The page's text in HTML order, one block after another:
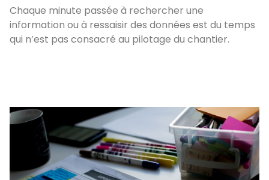
Chaque minute passée à rechercher une
information ou à ressaisir des données est du temps
qui n’est pas consacré au pilotage du chantier.